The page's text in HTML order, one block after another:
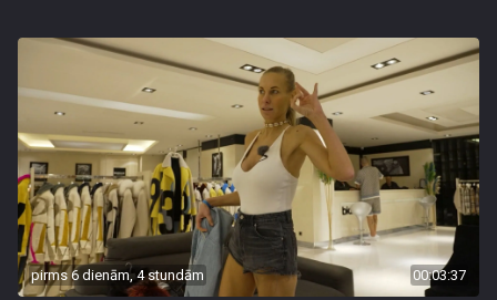
pirms 6 dienām, 4 stundām 00:03:37